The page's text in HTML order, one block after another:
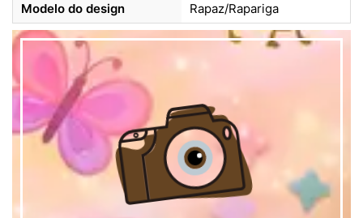
Modelo do design Rapaz/Rapariga